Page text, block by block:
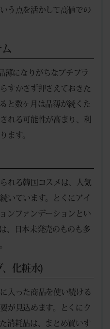
う点を活かして高値での
薄になりがちなプチプラ
すかさず押さえておきた
と数ヶ月は品薄が続くた
れる可能性が高まり、利
ます。
れる韓国コスメは、人気
いています。とくにアイ
ンファンデーションとい
、日本未発売のものも多
化粧水)
入った商品を使い続ける
が見込めます。とくにク
消耗品は、まとめ買いす